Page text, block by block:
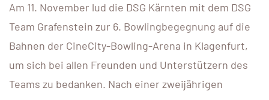
Am 11. November lud die DSG Kärnten mit dem DSG
Team Grafenstein zur 6. Bowlingbegegnung auf die
Bahnen der CineCity-Bowling-Arena in Klagenfurt,
um sich bei allen Freunden und Unterstützern des
Teams zu bedanken. Nach einer zweijährigen